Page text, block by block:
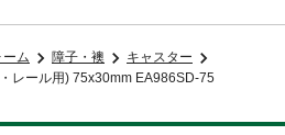
ム 障子・襖
キャスター
レール用) 75x30mm EA986SD-75